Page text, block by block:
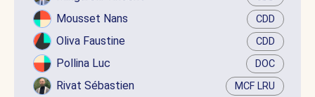
Mousset Nans CDD
Oliva Faustine CDD
Pollina Luc DOC
Rivat Sébastien MCF LRU